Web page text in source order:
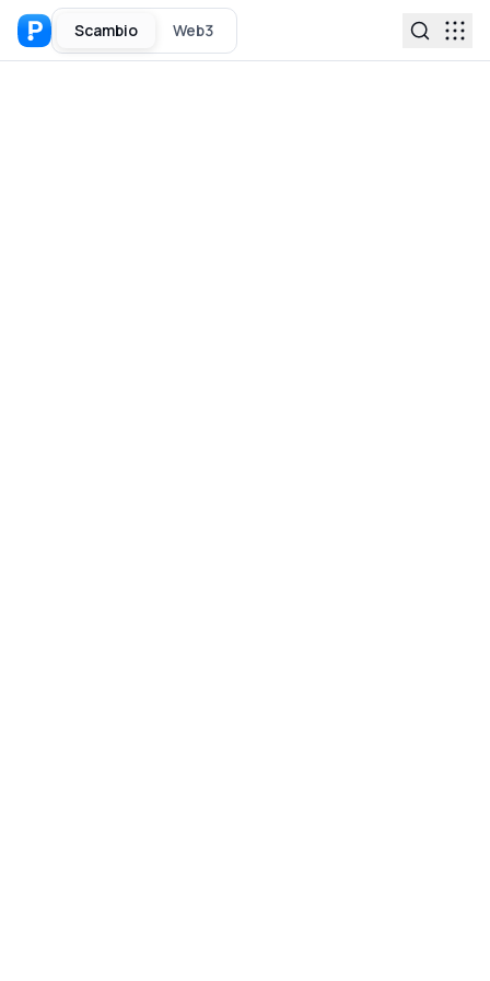
Scambio Web3